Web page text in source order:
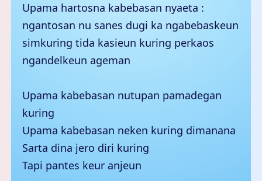
Upama hartosna kabebasan nyaeta :
ngantosan nu sanes dugi ka ngabebaskeun
simkuring tida kasieun kuring perkaos
ngandelkeun ageman
Upama kabebasan nutupan pamadegan
kuring
Upama kabebasan neken kuring dimanana
Sarta dina jero diri kuring
Tapi pantes keur anjeun